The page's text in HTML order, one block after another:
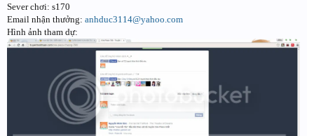
Sever chơi: s170
Email nhận thưởng: anhduc3114@yahoo.com
Hình ảnh tham dự: